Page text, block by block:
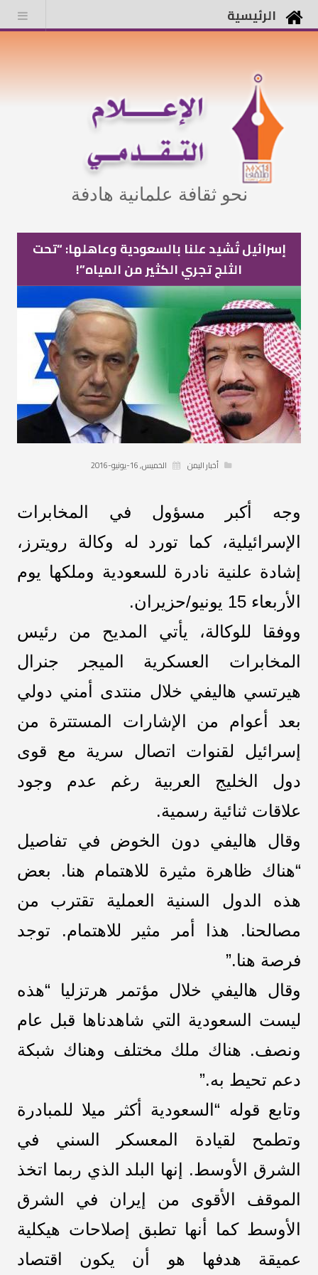
الرئيسية
نحو ثقافة علمانية هادفة
إسرائيل تُشيد علنا بالسعودية وعاهلها: “تحت
الثلج تجري الكثير من المياه”!
أخبار اليمن الخميس, 16-يونيو-2016
وجه أكبر مسؤول في المخابرات
الإسرائيلية، كما تورد له وكالة رويترز،
إشادة علنية نادرة للسعودية وملكها يوم
الأربعاء 15 يونيو/حزيران.
ووفقا للوكالة، يأتي المديح من رئيس
المخابرات العسكرية الميجر جنرال
هيرتسي هاليفي خلال منتدى أمني دولي
بعد أعوام من الإشارات المستترة من
إسرائيل لقنوات اتصال سرية مع قوى
دول الخليج العربية رغم عدم وجود
علاقات ثنائية رسمية.
وقال هاليفي دون الخوض في تفاصيل
“هناك ظاهرة مثيرة للاهتمام هنا. بعض
هذه الدول السنية العملية تقترب من
مصالحنا. هذا أمر مثير للاهتمام. توجد
فرصة هنا.”
وقال هاليفي خلال مؤتمر هرتزليا “هذه
ليست السعودية التي شاهدناها قبل عام
ونصف. هناك ملك مختلف وهناك شبكة
دعم تحيط به.”
وتابع قوله “السعودية أكثر ميلا للمبادرة
وتطمح لقيادة المعسكر السني في
الشرق الأوسط. إنها البلد الذي ربما اتخذ
الموقف الأقوى من إيران في الشرق
الأوسط كما أنها تطبق إصلاحات هيكلية
عميقة هدفها هو أن يكون اقتصاد